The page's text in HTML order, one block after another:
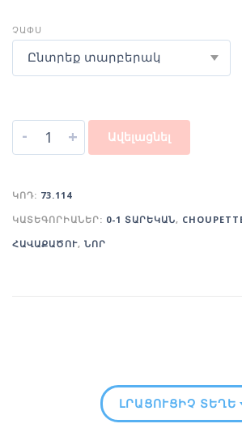
ՉԱՓՍ
Ընտրեք տարբերակ
- + Ավելացնել
ԿՈԴ: 73.114
ԿԱՏԵԳՈՐԻԱՆԵՐ: 0-1 ՏԱՐԵԿԱՆ,
ՀԱՎԱՔԱԾՈՒ, ՆՈՐ
ԼՐԱՑՈՒՑԻՉ